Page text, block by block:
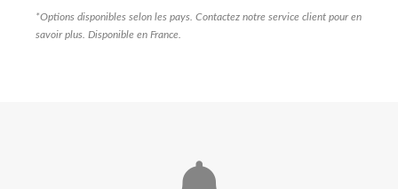
*Options disponibles selon les pays. Contactez notre service client pour en
savoir plus. Disponible en France.